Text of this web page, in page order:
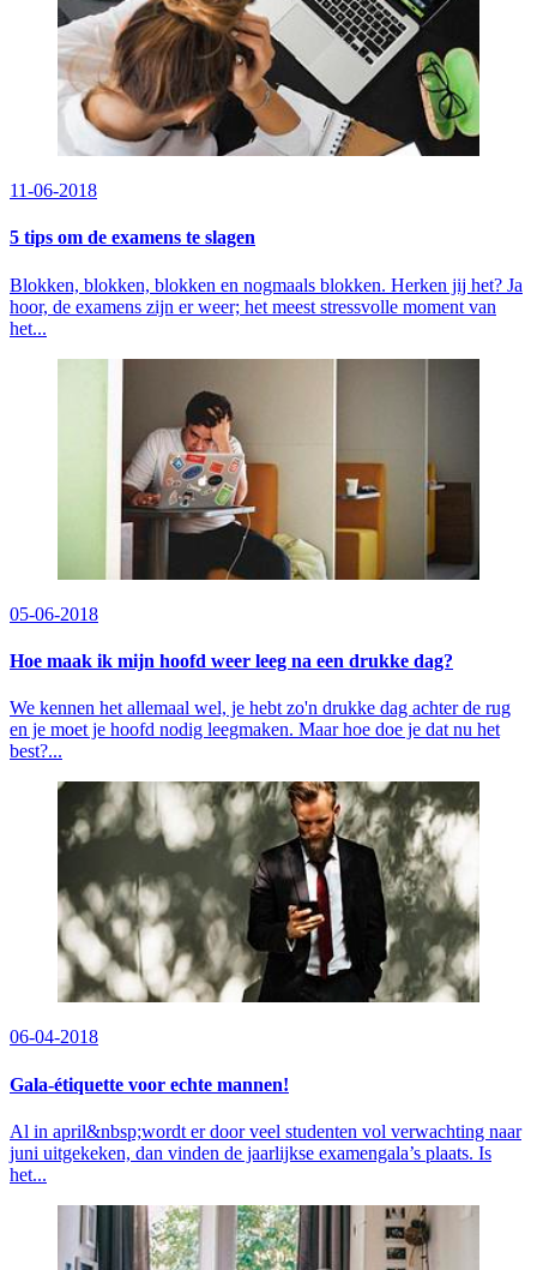
11-06-2018
5 tips om de examens te slagen
Blokken, blokken, blokken en nogmaals blokken. Herken jij het? Ja
hoor, de examens zijn er weer; het meest stressvolle moment van
het...
05-06-2018
Hoe maak ik mijn hoofd weer leeg na een drukke dag?
We kennen het allemaal wel, je hebt zo'n drukke dag achter de rug
en je moet je hoofd nodig leegmaken. Maar hoe doe je dat nu het
best?...
06-04-2018
Gala-étiquette voor echte mannen!
Al in april&nbsp;wordt er door veel studenten vol verwachting naar
juni uitgekeken, dan vinden de jaarlijkse examengala’s plaats. Is
het...